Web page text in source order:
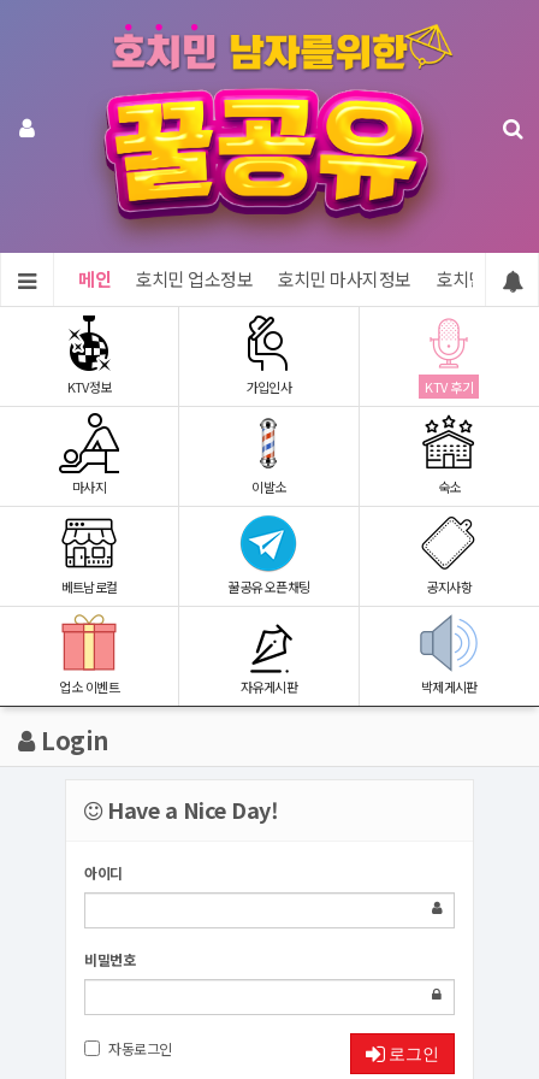
메인 호치민 업소정보 호치민 마사지정보 호치민 숙소
KTV정보 가입인사 KTV 후기
마사지 이발소 숙소
베트남로컬 꿀공유 오픈채팅 공지사항
업소 이벤트 자유게시판 박제게시판
Login
Have a Nice Day!
아이디
비밀번호
자동로그인 로그인